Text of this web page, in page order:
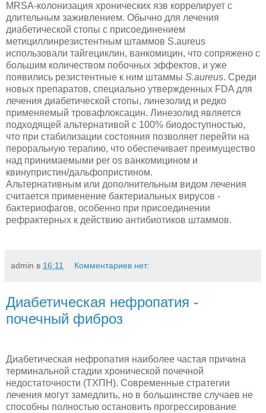
MRSA-колонизация хронических язв коррелирует с
длительным заживлением. Обычно для лечения
диабетической стопы с присоединением
метициллинрезистентным штаммов S.aureus
использовали тайгециклин, ванкомицин, что сопряжено с
большим количеством побочных эффектов, и уже
появились резистентные к ним штаммы S.aureus. Среди
новых препаратов, специально утвержденных FDA для
лечения диабетической стопы, линезолид и редко
применяемый тровафлоксацин. Линезолид является
подходящей альтернативой с 100% биодоступностью,
что при стабилизации состояния позволяет перейти на
пероральную терапию, что обеспечивает преимущество
над принимаемыми per os ванкомицином и
квинупристин/дальфопристином.
Альтернативным или дополнительным видом лечения
считается применение бактериальных вирусов -
бактериофагов, особенно при присоединении
рефрактерных к действию антибиотиков штаммов.
admin в 16:11 Комментариев нет:
Диабетическая нефропатия -
почечный фиброз
Диабетическая нефропатия наиболее частая причина
терминальной стадии хронической почечной
недостаточности (ТХПН). Современные стратегии
лечения могут замедлить, но в большинстве случаев не
способны полностью остановить прогрессирование